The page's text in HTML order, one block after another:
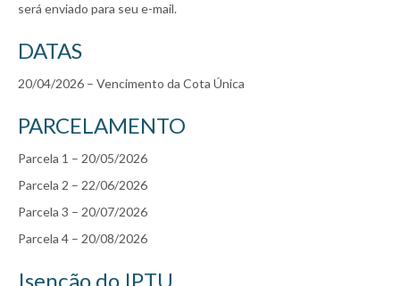
será enviado para seu e-mail.
DATAS
20/04/2026 – Vencimento da Cota Única
PARCELAMENTO
Parcela 1 – 20/05/2026
Parcela 2 – 22/06/2026
Parcela 3 – 20/07/2026
Parcela 4 – 20/08/2026
Isenção do IPTU